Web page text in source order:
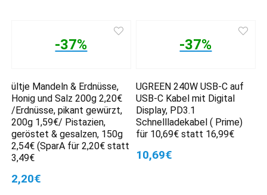
-37%
ültje Mandeln & Erdnüsse,
Honig und Salz 200g 2,20€
/Erdnüsse, pikant gewürzt,
200g 1,59€/ Pistazien,
geröstet & gesalzen, 150g
2,54€ (SparA für 2,20€ statt
3,49€
2,20€
-37%
UGREEN 240W USB-C auf
USB-C Kabel mit Digital
Display, PD3.1
Schnellladekabel ( Prime)
für 10,69€ statt 16,99€
10,69€